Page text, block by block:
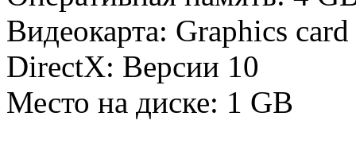
Видеокарта: Graphics
DirectX: Версии 10
Место на диске: 1 GB